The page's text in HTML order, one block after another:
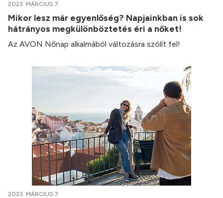
2023. MÁRCIUS 7.
Mikor lesz már egyenlőség? Napjainkban is sok
hátrányos megkülönböztetés éri a nőket!
Az AVON Nőnap alkalmából változásra szólít fel!
2023. MÁRCIUS 7.